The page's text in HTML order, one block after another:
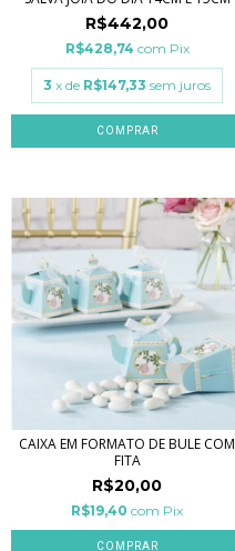
R$442,00
R$428,74 com Pix
3 x de R$147,33 sem juros
COMPRAR
CAIXA EM FORMATO DE BULE COM
FITA
R$20,00
R$19,40 com Pix